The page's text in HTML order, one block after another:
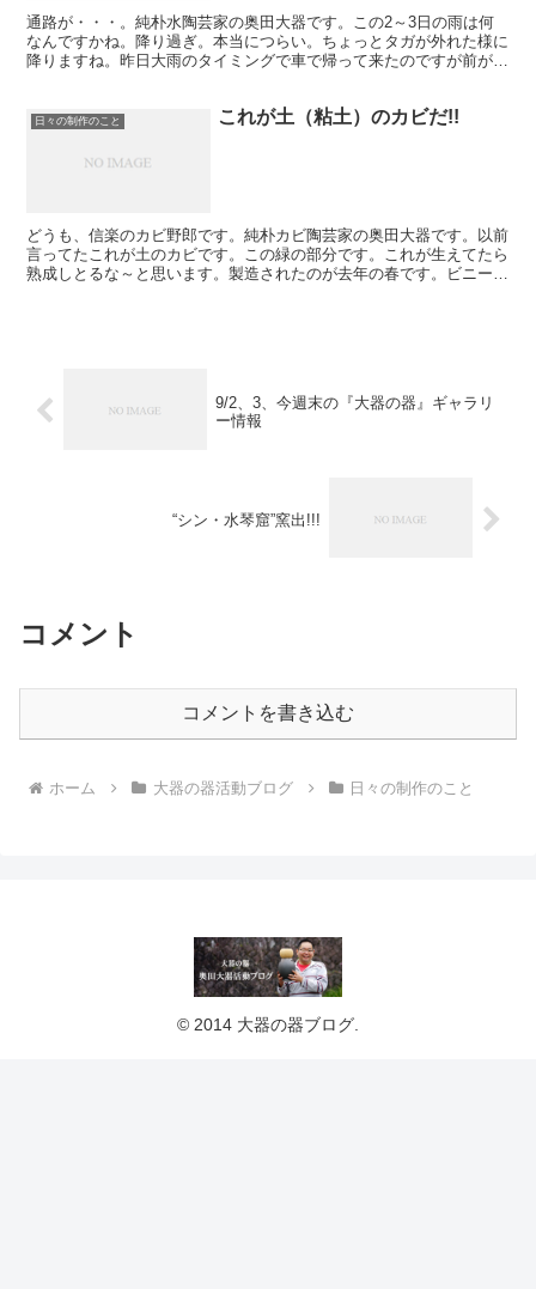
通路が・・・。純朴水陶芸家の奥田大器です。この2～3日の雨は何
なんですかね。降り過ぎ。本当につらい。ちょっとタガが外れた様に
降りますね。昨日大雨のタイミングで車で帰って来たのですが前が見
日々の制作のこと これが土（粘土）のカビだ!!
どうも、信楽のカビ野郎です。純朴カビ陶芸家の奥田大器です。以前
言ってたこれが土のカビです。この緑の部分です。これが生えてたら
熟成しとるな～と思います。製造されたのが去年の春です。ビニール
9/2、3、今週末の『大器の器』ギャラリ
ー情報
“シン・水琴窟”窯出!!!
コメント
コメントを書き込む
ホーム 大器の器活動ブログ 日々の制作のこと
© 2014 大器の器ブログ.